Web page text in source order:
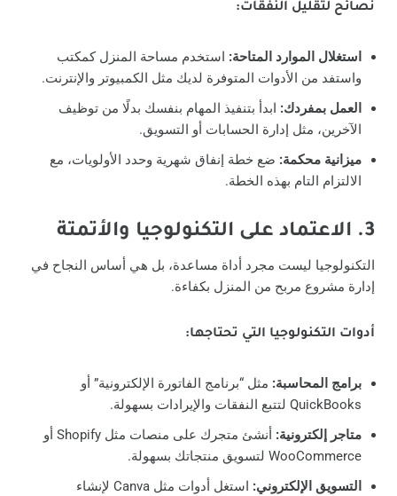
نصائح لتقليل النفقات:
استغلال الموارد المتاحة: استخدم مساحة المنزل كمكتب
واستفد من الأدوات المتوفرة لديك مثل الكمبيوتر والإنترنت.
العمل بمفردك: ابدأ بتنفيذ المهام بنفسك بدلًا من توظيف
الآخرين، مثل إدارة الحسابات أو التسويق.
ميزانية محكمة: ضع خطة إنفاق شهرية وحدد الأولويات، مع
الالتزام التام بهذه الخطة.
3. الاعتماد على التكنولوجيا والأتمتة
التكنولوجيا ليست مجرد أداة مساعدة، بل هي أساس النجاح في
إدارة مشروع مربح من المنزل بكفاءة.
أدوات التكنولوجيا التي تحتاجها:
برامج المحاسبة: مثل “برنامج الفاتورة الإلكترونية” أو
QuickBooks لتتبع النفقات والإيرادات بسهولة.
متاجر إلكترونية:
أنشئ متجرك على منصات مثل Shopify أو
WooCommerce لتسويق منتجاتك بسهولة.
التسويق الإلكتروني:
استغل أدوات مثل Canva لإنشاء